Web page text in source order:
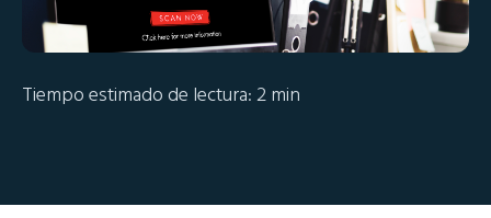
Tiempo estimado de lectura: 2 min